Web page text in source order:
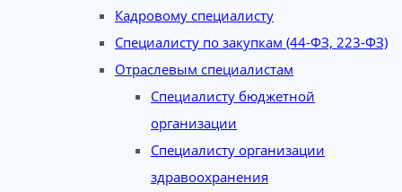
Кадровому специалисту
Специалисту по закупкам (44-ФЗ, 223-ФЗ)
Отраслевым специалистам
Специалисту бюджетной
организации
Специалисту организации
здравоохранения